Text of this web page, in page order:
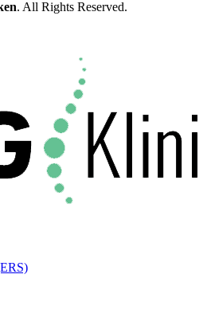
. All Rights Reserved.